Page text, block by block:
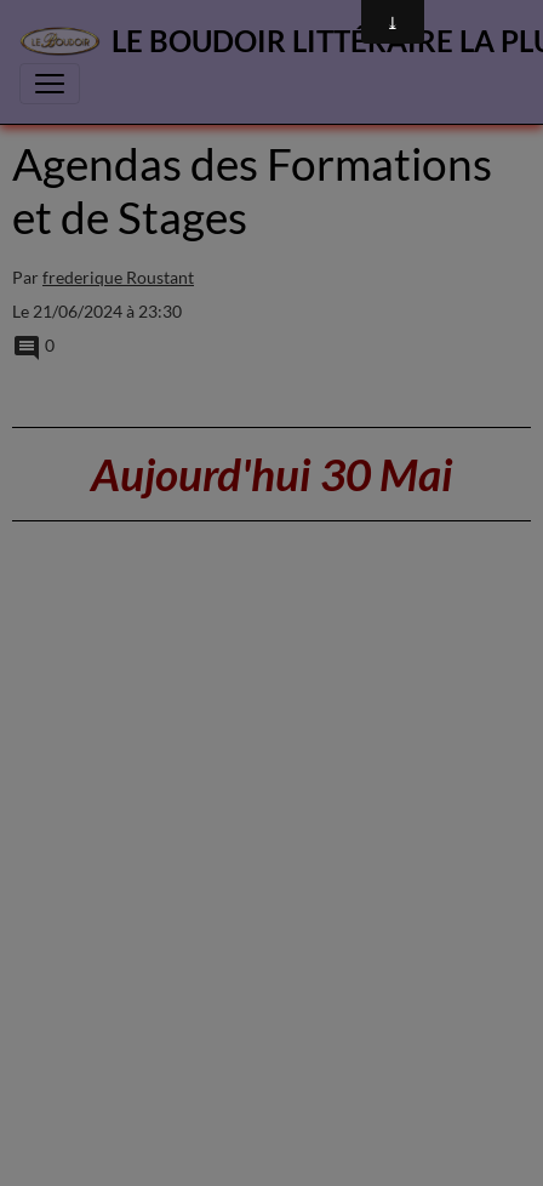
LE BOUDOIR LITTÉRAIRE LA
Agendas des Formations
et de Stages
Par frederique Roustant
Le 21/06/2024à 23:30
0
Aujourd'hui 30 Mai